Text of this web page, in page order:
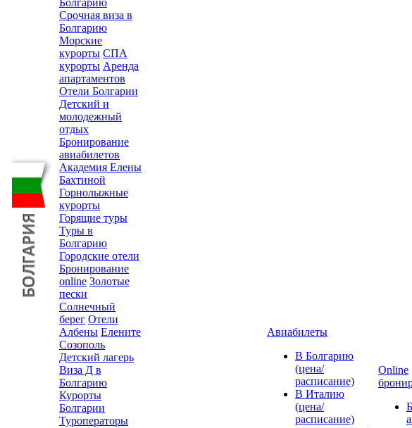
Болгарию
Срочная виза в
Болгарию
Морские
курорты СПА
курорты Аренда
апартаментов
Отели Болгарии
Детский и
молодежный
отдых
Бронирование
авиабилетов
Академия Елены
Бахтиной
Горнолыжные
курорты
Горящие туры
Туры в
Болгарию
Городские отели
Бронирование
online Золотые
пески
Солнечный
берег Отели
Албены Елените
Созополь
Детский лагерь
Виза Д в
Болгарию
Курорты
Болгарии
Туроператоры
Авиабилеты
В Болгарию
(цена/
расписание)
В Италию
(цена/
расписание)
Online